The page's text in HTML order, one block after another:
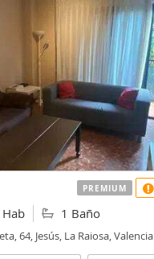
1 Baño
64, Jesús, La Raiosa, Valencia
PREMIUM